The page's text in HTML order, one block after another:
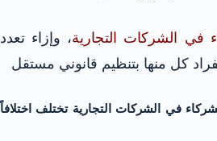
في الشركات التجارية، وإزاء تعدد
كل منها بتنظيم قانوني مستقل
في الشركات التجارية تختلف اختلافاً